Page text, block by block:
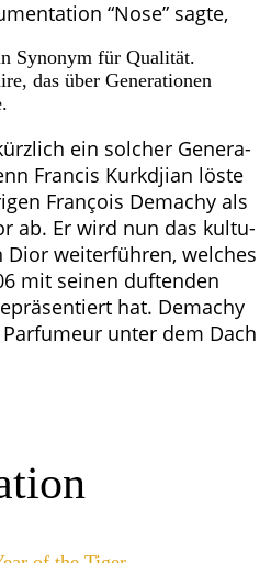
“Nose” sagte,
Syn­onym für Qua­li­tät.
das über Gene­ra­tio­nen
ein sol­cher Gene­ra­
Fran­cis Kurkdji­an lös­te
Fran­çois Demachy als
ab. Er wird nun das kul­tu­
Dior wei­ter­füh­ren, wel­ches
mit sei­nen duf­ten­den
hat. Demachy
unter dem Dach